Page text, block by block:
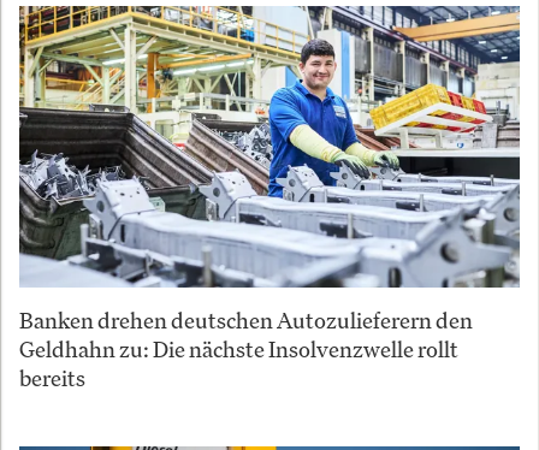
Banken drehen deutschen Autozulieferern den
Geldhahn zu: Die nächste Insolvenzwelle rollt
bereits